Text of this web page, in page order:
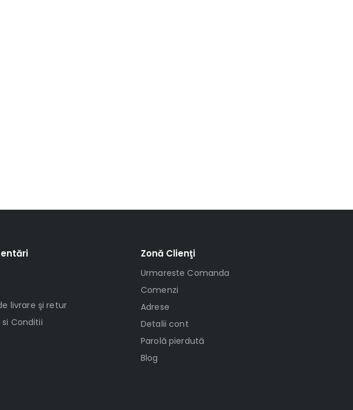
livrare şi retur
Conditii
Zonă Clienţi
Urmareste Comanda
Comenzi
Adrese
Detalii cont
Parolă pierdută
Blog